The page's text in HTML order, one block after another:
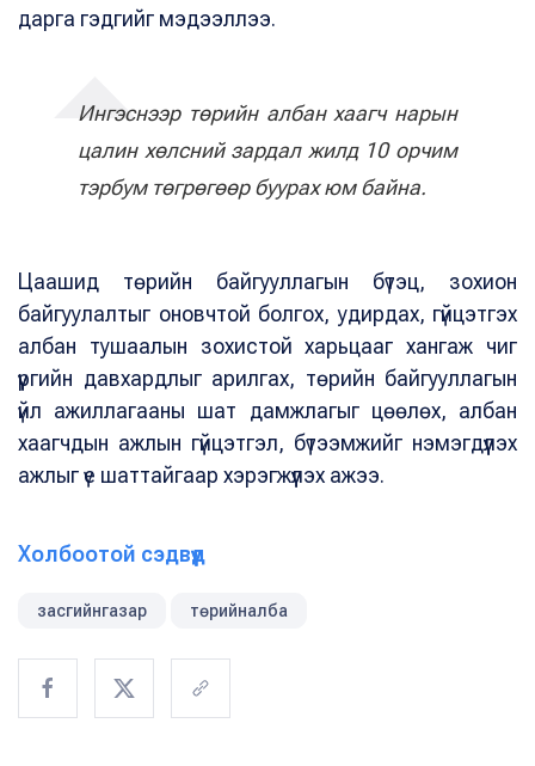
дарга гэдгийг мэдээллээ.
Ингэснээр төрийн албан хаагч нарын
цалин хөлсний зардал жилд 10 орчим
тэрбум төгрөгөөр буурах юм байна.
Цаашид төрийн байгууллагын бүтэц, зохион
байгуулалтыг оновчтой болгох, удирдах, гүйцэтгэх
албан тушаалын зохистой харьцааг хангаж чиг
үүргийн давхардлыг арилгах, төрийн байгууллагын
үйл ажиллагааны шат дамжлагыг цөөлөх, албан
хаагчдын ажлын гүйцэтгэл, бүтээмжийг нэмэгдүүлэх
ажлыг үе шаттайгаар хэрэгжүүлэх ажээ.
Холбоотой сэдвүүд
засгийнгазар төрийналба